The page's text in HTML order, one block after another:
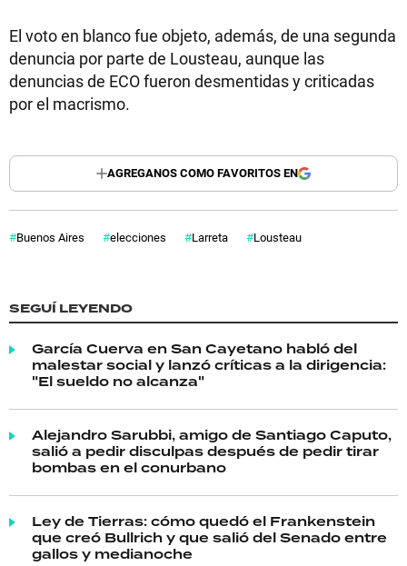
El voto en blanco fue objeto, además, de una segunda
denuncia por parte de Lousteau, aunque las
denuncias de ECO fueron desmentidas y criticadas
por el macrismo.
AGREGANOS COMO FAVORITOS EN
Buenos Aires elecciones Larreta Lousteau
SEGUÍ LEYENDO
García Cuerva en San Cayetano habló del
malestar social y lanzó críticas a la dirigencia:
"El sueldo no alcanza"
Alejandro Sarubbi, amigo de Santiago Caputo,
salió a pedir disculpas después de pedir tirar
bombas en el conurbano
Ley de Tierras: cómo quedó el Frankenstein
que creó Bullrich y que salió del Senado entre
gallos y medianoche